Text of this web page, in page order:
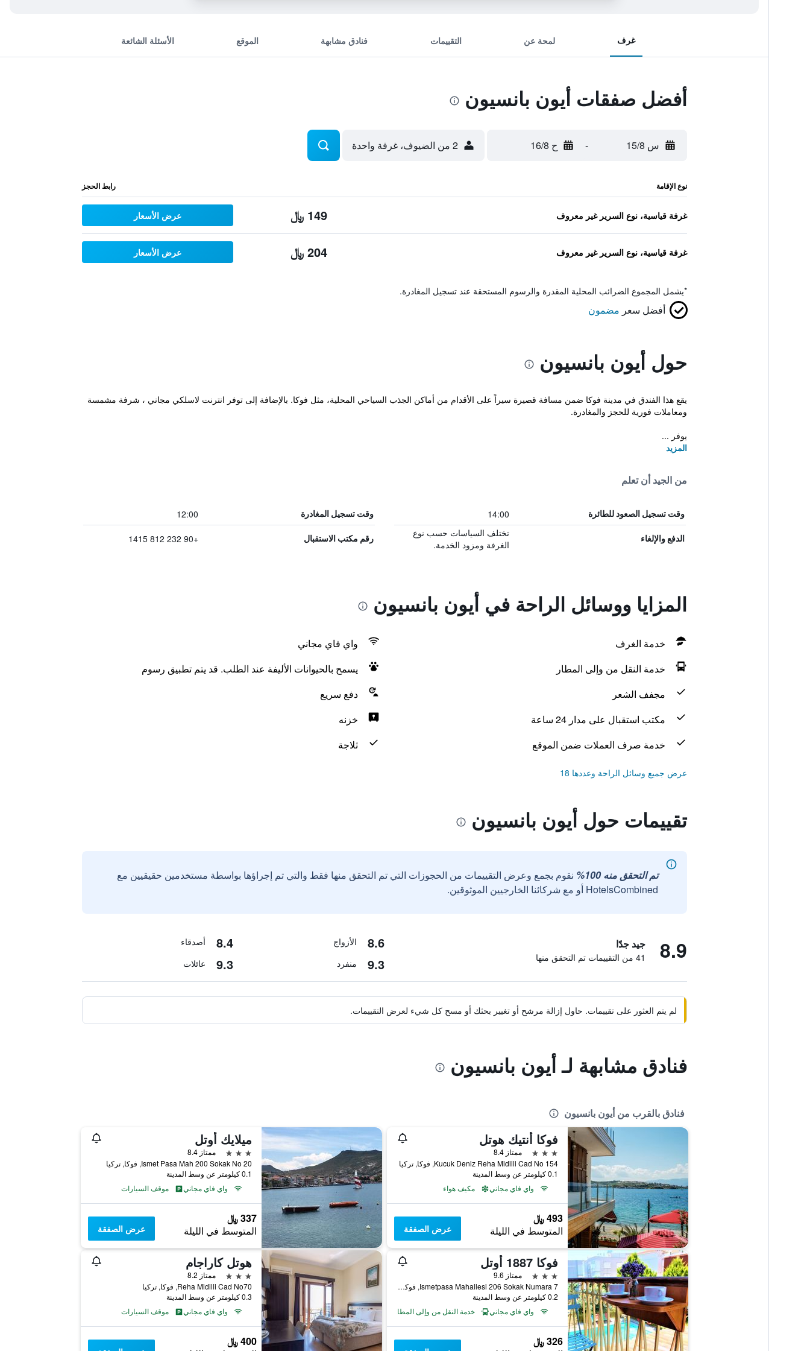
غرف لمحة عن التقييمات فنادق مشابهة الموقع الأسئلة الشائعة
أفضل صفقات أيون بانسيون
س 15/8 - ح 16/8 2 من الضيوف، غرفة واحدة
نوع الإقامة رابط الحجز
غرفة قياسية، نوع السرير غير معروف 149 ﷼ عرض الأسعار
غرفة قياسية، نوع السرير غير معروف 204 ﷼ عرض الأسعار
*يشمل المجموع الضرائب المحلية المقدرة والرسوم المستحقة عند تسجيل المغادرة.
أفضل سعر مضمون
حول أيون بانسيون
يقع هذا الفندق في مدينة فوكا ضمن مسافة قصيرة سيراً على الأقدام من أماكن الجذب السياحي المحلية، مثل فوكا. بالإضافة إلى توفر انترنت لاسلكي مجاني ، شرفة مشمسة
ومعاملات فورية للحجز والمغادرة.
يوفر ...
المزيد
من الجيد أن تعلم
وقت تسجيل الصعود للطائرة 14:00 وقت تسجيل المغادرة 12:00
الدفع والإلغاء
تختلف السياسات حسب نوع
الغرفة ومزود الخدمة.
رقم مكتب الاستقبال +90 232 812 1415
المزايا ووسائل الراحة في أيون بانسيون
خدمة الغرف
واي فاي مجاني
خدمة النقل من وإلى المطار
يسمح بالحيوانات الأليفة عند الطلب. قد يتم تطبيق رسوم
مجفف الشعر
دفع سريع
مكتب استقبال على مدار 24 ساعة
خزنه
خدمة صرف العملات ضمن الموقع
ثلاجة
عرض جميع وسائل الراحة وعددها 18
تقييمات حول أيون بانسيون
تم التحقق منه 100%
نقوم بجمع وعرض التقييمات من الحجوزات التي تم التحقق منها فقط والتي تم إجراؤها بواسطة مستخدمين حقيقيين مع
HotelsCombined أو مع شركائنا الخارجيين الموثوقين.
8.9 جيد جدًا
41 من التقييمات تم التحقق منها
8.6 الأزواج 8.4 أصدقاء
9.3 منفرد 9.3 عائلات
لم يتم العثور على تقييمات. حاول إزالة مرشح أو تغيير بحثك أو مسح كل شيء لعرض التقييمات.
فنادق مشابهة لـ أيون بانسيون
فنادق بالقرب من أيون بانسيون
فوكا أنتيك هوتل
3 نجوم
ممتاز 8.4
Kucuk Deniz Reha Midilli Cad No 154, فوكا, تركيا
0.1 كيلومتر عن وسط المدينة
واي فاي مجاني
مكيف هواء
493 ﷼
المتوسط في الليلة عرض الصفقة
ميلايك أوتل
3 نجوم
ممتاز 8.4
Ismet Pasa Mah 200 Sokak No 20, فوكا, تركيا
0.1 كيلومتر عن وسط المدينة
واي فاي مجاني
موقف السيارات
337 ﷼
المتوسط في الليلة عرض الصفقة
فوكا 1887 أوتل
3 نجوم
ممتاز 9.6
Ismetpasa Mahallesi 206 Sokak Numara 7, فوكا, تركيا
0.2 كيلومتر عن وسط المدينة
واي فاي مجاني
خدمة النقل من وإلى المطار
326 ﷼
هوتل كاراجام
3 نجوم
ممتاز 8.2
Reha Midilli Cad No70, فوكا, تركيا
0.3 كيلومتر عن وسط المدينة
واي فاي مجاني
موقف السيارات
400 ﷼